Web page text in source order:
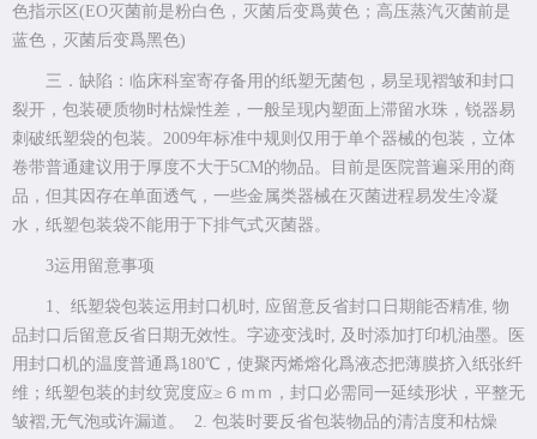
色指示区(EO灭菌前是粉白色，灭菌后变爲黄色；高压蒸汽灭菌前是
蓝色，灭菌后变爲黑色)
三．缺陷：临床科室寄存备用的纸塑无菌包，易呈现褶皱和封口
裂开，包装硬质物时枯燥性差，一般呈现内塑面上滞留水珠，锐器易
刺破纸塑袋的包装。2009年标准中规则仅用于单个器械的包装，立体
卷带普通建议用于厚度不大于5CM的物品。目前是医院普遍采用的商
品，但其因存在单面透气，一些金属类器械在灭菌进程易发生冷凝
水，纸塑包装袋不能用于下排气式灭菌器。
3运用留意事项
1、纸塑袋包装运用封口机时, 应留意反省封口日期能否精准, 物
品封口后留意反省日期无效性。字迹变浅时, 及时添加打印机油墨。医
用封口机的温度普通爲180℃，使聚丙烯熔化爲液态把薄膜挤入纸张纤
维；纸塑包装的封纹宽度应≥６ｍｍ，封口必需同一延续形状，平整无
皱褶,无气泡或许漏道。 2. 包装时要反省包装物品的清洁度和枯燥